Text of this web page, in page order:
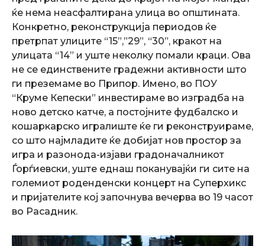
ќе нема неасфалтирана улица во општината.
Конкретно, реконструкција периодов ќе
претрпат улиците “15”,”29”, “30”, кракот на
улицата “14” и уште неколку помали краци. Ова
не се единствените градежни активности што
ги преземаме во Припор. Имено, во ПОУ
“Круме Кепески” инвестираме во изградба на
ново детско катче, а постојните фудбалско и
кошаркарско игралиште ќе ги реконструираме,
со што најмладите ќе добијат нов простор за
игра и разонода-изјави градоначалникот
Ѓорѓиевски, уште еднаш поканувајќи ги сите на
големиот роденденски концерт на Суперхикс
и пријателите кој започнува вечерва во 19 часот
во Расадник.